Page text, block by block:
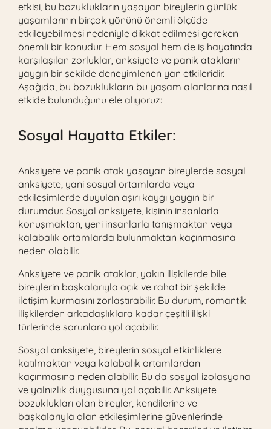
etkisi, bu bozuklukların yaşayan bireylerin günlük
yaşamlarının birçok yönünü önemli ölçüde
etkileyebilmesi nedeniyle dikkat edilmesi gereken
önemli bir konudur. Hem sosyal hem de iş hayatında
karşılaşılan zorluklar, anksiyete ve panik atakların
yaygın bir şekilde deneyimlenen yan etkileridir.
Aşağıda, bu bozuklukların bu yaşam alanlarına nasıl
etkide bulunduğunu ele alıyoruz:
Sosyal Hayatta Etkiler:
Anksiyete ve panik atak yaşayan bireylerde sosyal
anksiyete, yani sosyal ortamlarda veya
etkileşimlerde duyulan aşırı kaygı yaygın bir
durumdur. Sosyal anksiyete, kişinin insanlarla
konuşmaktan, yeni insanlarla tanışmaktan veya
kalabalık ortamlarda bulunmaktan kaçınmasına
neden olabilir.
Anksiyete ve panik ataklar, yakın ilişkilerde bile
bireylerin başkalarıyla açık ve rahat bir şekilde
iletişim kurmasını zorlaştırabilir. Bu durum, romantik
ilişkilerden arkadaşlıklara kadar çeşitli ilişki
türlerinde sorunlara yol açabilir.
Sosyal anksiyete, bireylerin sosyal etkinliklere
katılmaktan veya kalabalık ortamlardan
kaçınmasına neden olabilir. Bu da sosyal izolasyona
ve yalnızlık duygusuna yol açabilir. Anksiyete
bozuklukları olan bireyler, kendilerine ve
başkalarıyla olan etkileşimlerine güvenlerinde